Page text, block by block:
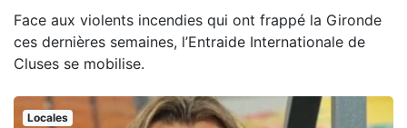
Face aux violents incendies qui ont frappé la Gironde
ces dernières semaines, l’Entraide Internationale de
Cluses se mobilise.
Locales